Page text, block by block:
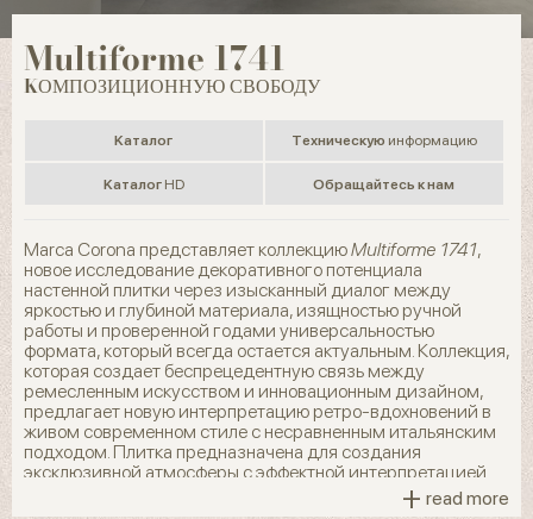
Multiforme 1741
KОМПОЗИЦИОННУЮ СВОБОДУ
Kаталог Tехническую информацию
Kаталог HD Обращайтесь к нам
Marca Corona представляет коллекциюMultiforme 1741,
новое исследование декоративного потенциала
настенной плитки через изысканный диалог между
яркостью и глубиной материала, изящностью ручной
работы и проверенной годами универсальностью
формата, который всегда остается актуальным. Коллекция,
которая создает беспрецедентную связь между
ремесленным искусством и инновационным дизайном,
предлагает новую интерпретацию ретро-вдохновений в
живом современном стиле с несравненным итальянским
подходом. Плитка предназначена для создания
эксклюзивной атмосферы с эффектной интерпретацией
+ read more